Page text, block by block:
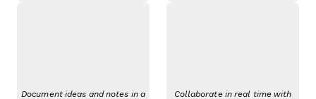
Document ideas and notes in a
Collaborate in real time with